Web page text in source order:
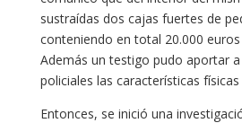
sustraídas dos cajas fuertes de
conteniendo en total 20.000
Además un testigo pudo aportar
policiales las características
Entonces, se inició una